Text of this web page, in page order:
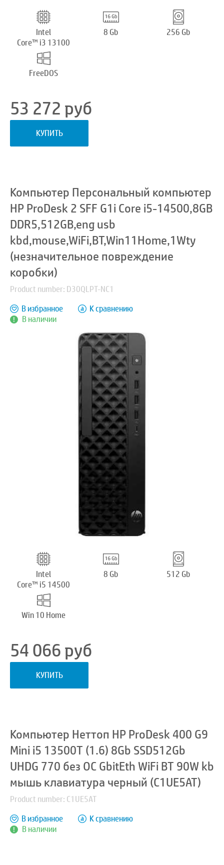
Intel
Core™ i3 13100
8 Gb 256 Gb
FreeDOS
53 272 руб
КУПИТЬ
Компьютер Персональный компьютер
HP ProDesk 2 SFF G1i Core i5-14500,8GB
DDR5,512GB,eng usb
kbd,mouse,WiFi,BT,Win11Home,1Wty
(незначительное повреждение
коробки)
Product number: D30QLPT-NC1
В наличии
В избранное К сравнению
Intel
Core™ i5 14500
8 Gb 512 Gb
Win 10 Home
54 066руб
КУПИТЬ
Компьютер Неттоп HP ProDesk 400 G9
Mini i5 13500T (1.6) 8Gb SSD512Gb
UHDG 770 без ОС GbitEth WiFi BT 90W kb
мышь клавиатура черный (C1UE5AT)
Product number: C1UE5AT
В наличии
В избранное К сравнению